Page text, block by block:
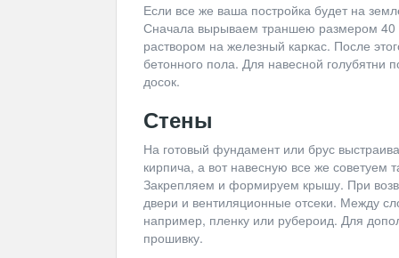
Если все же ваша постройка будет на
Сначала вырываем траншею размером 40
раствором на железный каркас. После
бетонного пола. Для навесной
досок.
Стены
На готовый фундамент или брус
кирпича, а вот навесную все же советуем
Закрепляем и формируем крышу. При
двери и вентиляционные отсеки. Между
например, пленку или рубероид. Для
прошивку.